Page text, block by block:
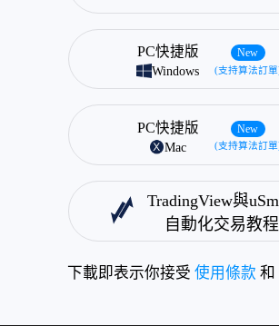
PC快捷版 New
(支持算法訂
Windows
PC快捷版 New
(支持算法訂
Mac
TradingView與
自動化交易教程
下載即表示你接受 使用條款 和